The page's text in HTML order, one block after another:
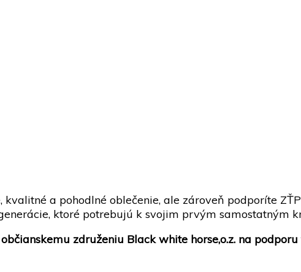
a pohodlné oblečenie, ale zároveň podporíte
ktoré potrebujú k svojim prvým samostatným
združeniu Black white horse,o.z. na